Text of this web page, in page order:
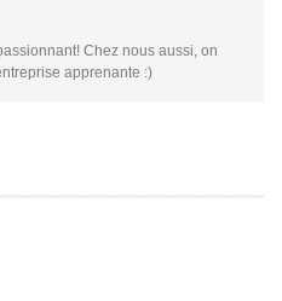
Chez nous aussi, on
apprenante :)